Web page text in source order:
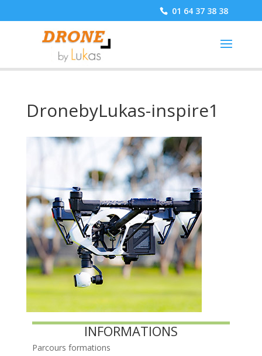
01 64 37 38 38
DronebyLukas-inspire1
INFORMATIONS
Parcours formations